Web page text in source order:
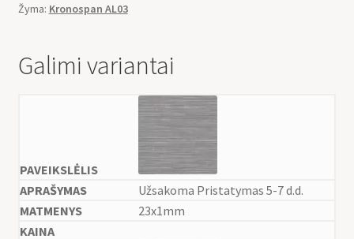
Žyma: Kronospan AL03
Galimi variantai
Užsakoma Pristatymas 5-7 d.d.
23x1mm